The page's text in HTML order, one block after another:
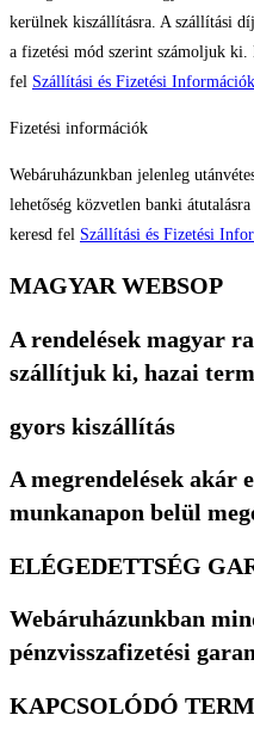
kerülnek kiszállításra. A szállítási
a fizetési mód szerint számoljuk
fel Szállítási és Fizetési Információk
Fizetési információk
Webáruházunkban jelenleg
lehetőség közvetlen banki
keresd fel Szállítási és Fizetési
MAGYAR WEBSOP
A rendelések magyar
szállítjuk ki, hazai
gyors kiszállítás
A megrendelések akár
munkanapon belül
ELÉGEDETTSÉG
Webáruházunkban
pénzvisszafizetési
KAPCSOLÓDÓ